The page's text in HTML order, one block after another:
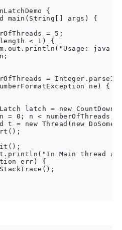
{
main(String[] args) {
= 5;
< 1) {
java
=
ne) {
latch = new
= 0; n < numberOfThreads;
t = new Thread(new
Main thread
err) {